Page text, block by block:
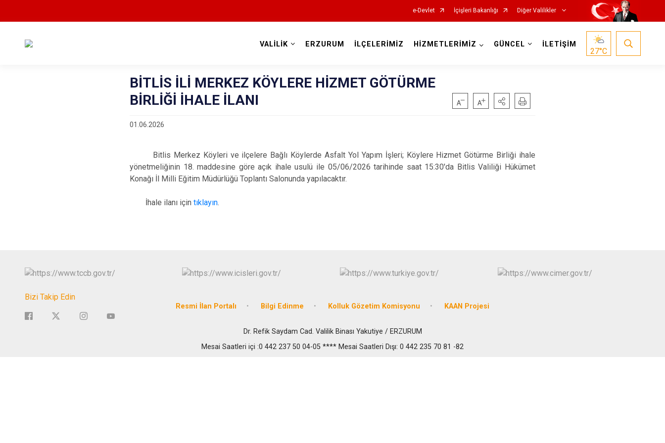
e-Devlet İçişleri Bakanlığı Diğer Valilikler
VALİLİK ERZURUM İLÇELERİMİZ HİZMETLERİMİZ GÜNCEL İLETİŞİM
27°C
BİTLİS İLİ MERKEZ KÖYLERE HİZMET GÖTÜRME
BİRLİĞİ İHALE İLANI
01.06.2026
Bitlis Merkez Köyleri ve ilçelere Bağlı Köylerde Asfalt Yol Yapım İşleri; Köylere Hizmet Götürme Birliği ihale
yönetmeliğinin 18. maddesine göre açık ihale usulü ile 05/06/2026 tarihinde saat 15:30'da Bitlis Valiliği Hükümet
Konağı İl Milli Eğitim Müdürlüğü Toplantı Salonunda yapılacaktır.
İhale ilanı için tıklayın.
Bizi Takip Edin
Resmi İlan Portalı Bilgi Edinme Kolluk Gözetim Komisyonu KAAN Projesi
Dr. Refik Saydam Cad. Valilik Binası Yakutiye / ERZURUM
Mesai Saatleri içi :0 442 237 50 04-05 **** Mesai Saatleri Dışı: 0 442 235 70 81 -82